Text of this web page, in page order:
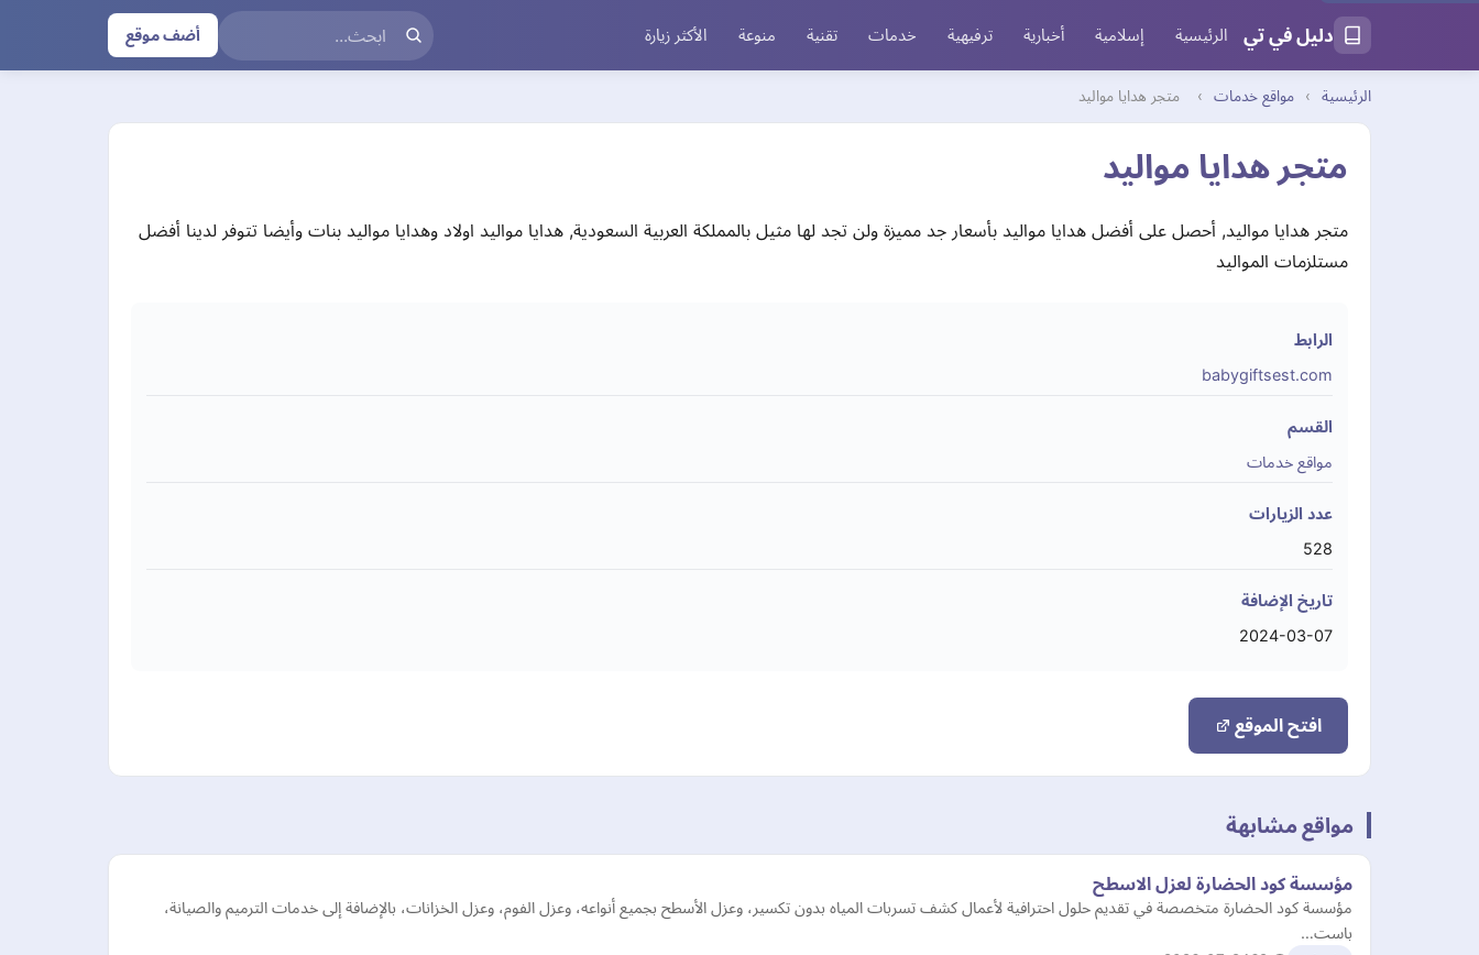
دليل في تي الرئيسية إسلامية أخبارية ترفيهية خدمات تقنية منوعة الأكثر زيارة أضف موقع
الرئيسية › مواقع خدمات › متجر هدايا مواليد
متجر هدايا مواليد
متجر هدايا مواليد, أحصل على أفضل هدايا مواليد بأسعار جد مميزة ولن تجد لها مثيل بالمملكة العربية السعودية, هدايا مواليد اولاد وهدايا مواليد بنات وأيضا تتوفر لدينا أفضل
مستلزمات المواليد
الرابط
babygiftsest.com
القسم
مواقع خدمات
عدد الزيارات
528
تاريخ الإضافة
2024-03-07
افتح الموقع
مواقع مشابهة
مؤسسة كود الحضارة لعزل الاسطح
مؤسسة كود الحضارة متخصصة في تقديم حلول احترافية لأعمال كشف تسربات المياه بدون تكسير، وعزل الأسطح بجميع أنواعه، وعزل الفوم، وعزل الخزانات، بالإضافة إلى خدمات الترميم والصيانة،
باست…